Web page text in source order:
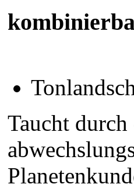
Taucht